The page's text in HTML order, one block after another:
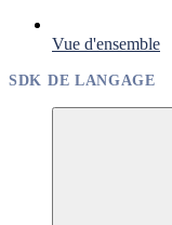
Vue d'ensemble
SDK DE LANGAGE